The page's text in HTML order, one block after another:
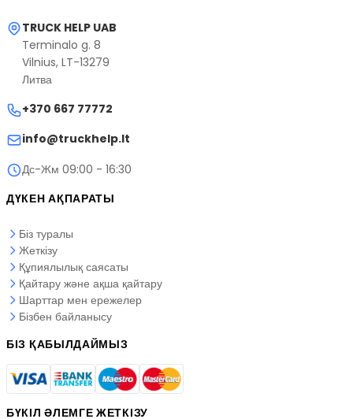
TRUCK HELP UAB
Terminalo g. 8
Vilnius, LT-13279
Литва
+370 667 77772
info@truckhelp.lt
Дс-Жм 09:00 - 16:30
ДҮКЕН АҚПАРАТЫ
Біз туралы
Жеткізу
Құпиялылық саясаты
Қайтару және ақша қайтару
Шарттар мен ережелер
Бізбен байланысу
БІЗ ҚАБЫЛДАЙМЫЗ
БҮКІЛ ӘЛЕМГЕ ЖЕТКІЗУ